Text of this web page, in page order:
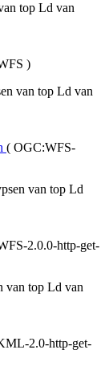
top Ld van
)
van top Ld van
( OGC:WFS-
van top Ld
2.0.0-http-get-
van top Ld van
2.0-http-get-